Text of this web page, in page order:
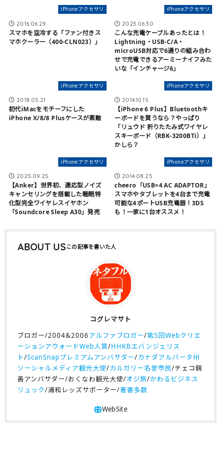
iPhoneアクセサリ
2016.06.29
スマホを空冷する「ファン付きス
マホクーラー（400-CLN023）」
iPhoneアクセサリ
2023.06.30
こんな充電ケーブルあったとは！
Lightning・USB-C/A・
microUSB対応で6通りの組み合わ
せで充電できるアーミーナイフみた
いな「インチャージ6」
iPhoneアクセサリ
2018.05.21
初代iMacをモチーフにした
iPhone X/8/8 Plusケースが素敵
iPhoneアクセサリ
2014.10.15
【iPhone 6 Plus】Bluetoothキ
ーボードを買うなら？やっぱり
「リュウド 折りたたみ式ワイヤレ
スキーボード（RBK-3200BTi）」
かしら？
iPhoneアクセサリ
2025.09.25
【Anker】世界初、適応型ノイズ
キャンセリングを搭載した睡眠特
化型完全ワイヤレスイヤホン
「Soundcore Sleep A30」発売
iPhoneアクセサリ
2014.08.25
cheero「USB×4 AC ADAPTOR」
スマホやタブレットを4台まで充電
可能な4ポートUSB充電器！3DS
も！一家に1台オススメ！
ABOUT US
コグレマサト
ブロガー/2004&2006アルファブロガー/第5回Webクリエ
ーションアウォードWeb人賞/HHKBエバンジェリス
ト/ScanSnapプレミアムアンバサダー/カナダアルバータ州
ソーシャルメディア観光大使/カルガリー名誉市民/チェコ親
善アンバサダー/おくなわ観光大使/オジ旅/かわるビジネス
リュック/浦和レッズサポーター/著書多数